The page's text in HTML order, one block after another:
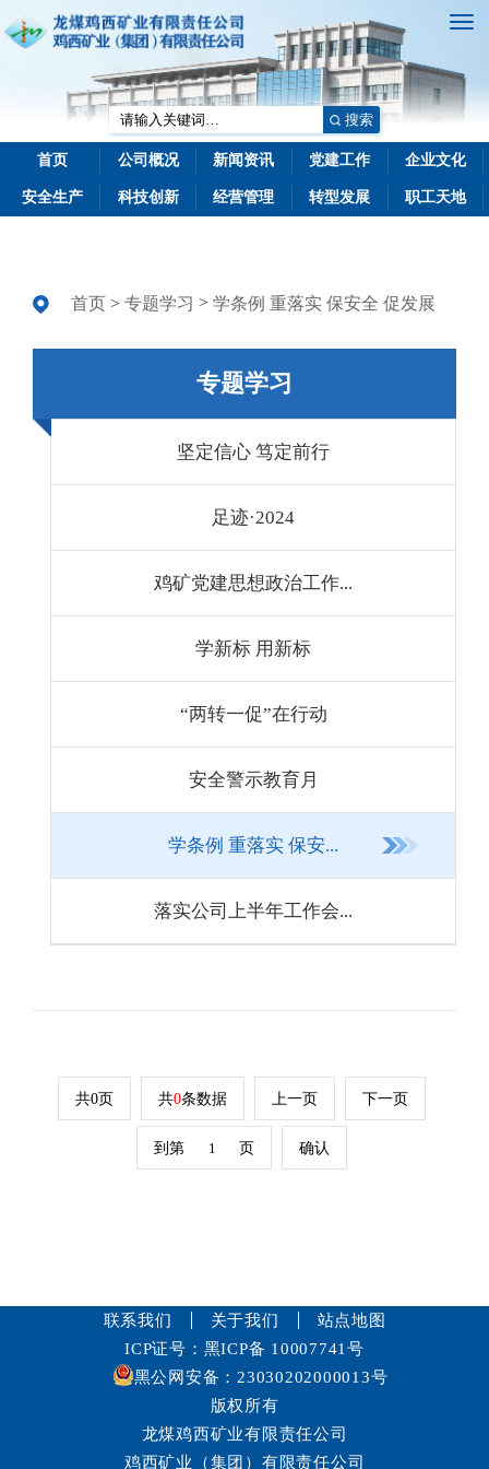
搜索
首页 公司概况 新闻资讯 党建工作 企业文化
安全生产 科技创新 经营管理 转型发展 职工天地
首页 > 专题学习 > 学条例 重落实 保安全 促发展
专题学习
坚定信心 笃定前行
足迹·2024
鸡矿党建思想政治工作...
学新标 用新标
“两转一促”在行动
安全警示教育月
学条例 重落实 保安...
落实公司上半年工作会...
共0页 共0条数据 上一页 下一页
到第 页 确认
联系我们 关于我们
站点地图
ICP证号：黑ICP备 10007741号
黑公网安备：23030202000013号
版权所有
龙煤鸡西矿业有限责任公司
鸡西矿业（集团）有限责任公司